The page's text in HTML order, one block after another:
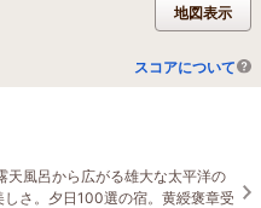
地図表示
スコアについて
天風呂から広がる雄大な太平洋の
さ。夕日100選の宿。黄綬褒章受